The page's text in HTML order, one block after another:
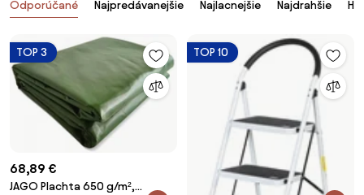
Odporúčané Najpredávanejšie Najlacnejšie Najdrahšie
TOP 3
68,89 €
JAGO Plachta 650 g/m²,
TOP 10